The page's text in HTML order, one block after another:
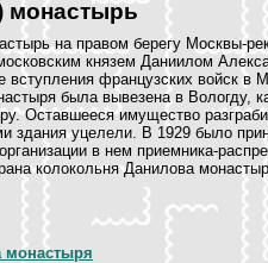
монастырь
на правом берегу Москвы-
князем Даниилом
вступления французских войск в
была вывезена в Вологду,
Оставшееся имущество
здания уцелели. В 1929 было
в нем приемника-
колокольня Данилова
монастыря